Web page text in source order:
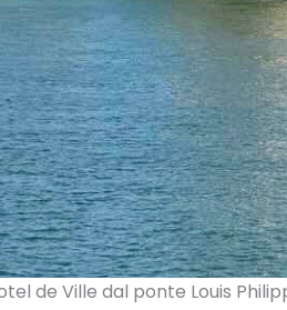
de Ville dal ponte Louis